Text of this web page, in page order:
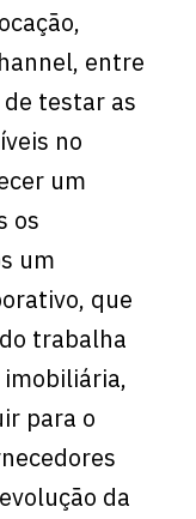
entre
testar as
no
um
os
um
que
trabalha
imobiliária,
para o
da